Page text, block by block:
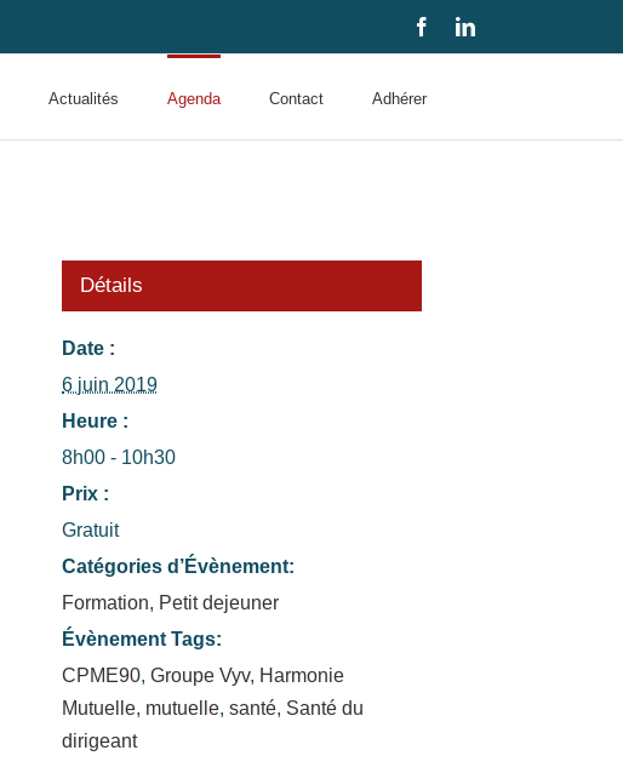
FacebookLinkedIn
Actualités Agenda Contact Adhérer
Détails
Date :
6 juin 2019
Heure :
8h00 - 10h30
Prix :
Gratuit
Catégories d’Évènement:
Formation, Petit dejeuner
Évènement Tags:
CPME90, Groupe Vyv, Harmonie
Mutuelle, mutuelle, santé, Santé du
dirigeant